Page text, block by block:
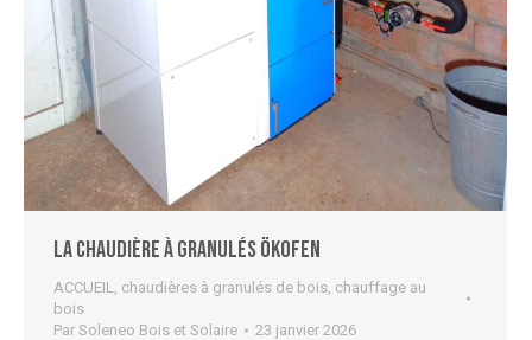
La chaudière à granulés ÖkoFEN
ACCUEIL chaudières à granulés de bois chauffage au
bois
Par Soleneo Bois et Solaire 23 janvier 2026